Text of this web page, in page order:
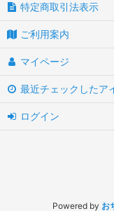
特定商取引法表示
ご利用案内
マイページ
最近チェックしたア
ログイン
Powered by お